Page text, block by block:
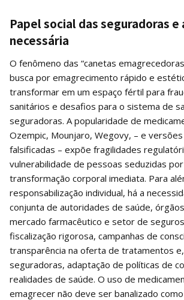
Papel social das seguradoras
necessária
O fenômeno das “canetas
busca por emagrecimento rápido e
transformar em um espaço fértil para
sanitários e desafios para o sistema de
seguradoras. A popularidade de
Ozempic, Mounjaro, Wegovy, – e
falsificadas – expõe fragilidades
vulnerabilidade de pessoas seduzidas
transformação corporal imediata. Para
responsabilização individual, há a
conjunta de autoridades de saúde,
mercado farmacêutico e setor de
fiscalização rigorosa, campanhas de
transparência na oferta de tratamentos
seguradoras, adaptação de políticas de
realidades de saúde. O uso de
emagrecer não deve ser banalizado como